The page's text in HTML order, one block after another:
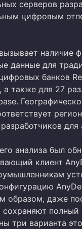
серверов
цифровым
наличие
данные для
банков
а также для 27
для
анализа был
клиент
образом, даже
три варианта